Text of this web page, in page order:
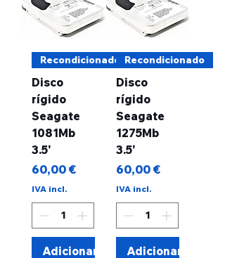
Recondicionado
Disco
rígido
Seagate
1081Mb
3.5'
Preço
60,00 €
IVA incl.
Adicionar
Recondicionado
Disco
rígido
Seagate
1275Mb
3.5'
Preço
60,00 €
IVA incl.
Adicionar